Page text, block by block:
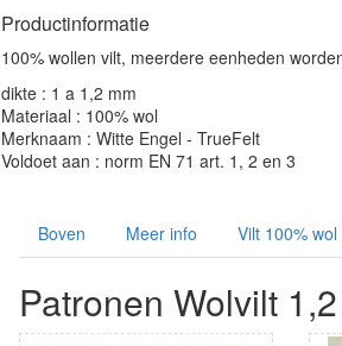
Productinformatie
100% wollen vilt, meerdere eenheden
dikte : 1 a 1,2 mm
Materiaal : 100% wol
Merknaam : Witte Engel - TrueFelt
Voldoet aan : norm EN 71 art. 1, 2 en 3
Boven Meer info Vilt 100% wol
Patronen Wolvilt